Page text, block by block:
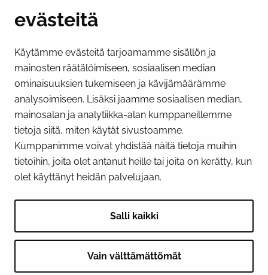
evästeitä
Käytämme evästeitä tarjoamamme sisällön ja
mainosten räätälöimiseen, sosiaalisen median
ominaisuuksien tukemiseen ja kävijämäärämme
analysoimiseen. Lisäksi jaamme sosiaalisen median,
mainosalan ja analytiikka-alan kumppaneillemme
tietoja siitä, miten käytät sivustoamme.
Kumppanimme voivat yhdistää näitä tietoja muihin
tietoihin, joita olet antanut heille tai joita on kerätty, kun
olet käyttänyt heidän palvelujaan.
Salli kaikki
Vain välttämättömät
PI­KA­LINK­KE­JÄ
Näytä evästeasetukseni
SOSIAALINEN MEDIA
Facebook InstagramYouTube